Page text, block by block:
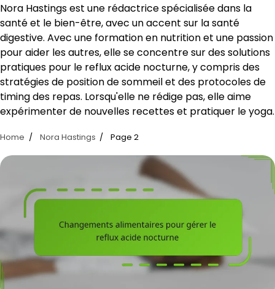
Nora Hastings est une rédactrice spécialisée dans la
santé et le bien-être, avec un accent sur la santé
digestive. Avec une formation en nutrition et une passion
pour aider les autres, elle se concentre sur des solutions
pratiques pour le reflux acide nocturne, y compris des
stratégies de position de sommeil et des protocoles de
timing des repas. Lorsqu'elle ne rédige pas, elle aime
expérimenter de nouvelles recettes et pratiquer le yoga.
Home Nora Hastings Page 2